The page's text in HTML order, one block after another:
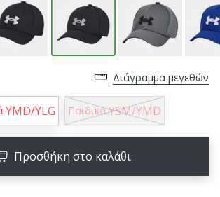
Διάγραμμα μεγεθών
YMD/YLG Παιδικά YSM/YMD
Προσθήκη στο καλάθι